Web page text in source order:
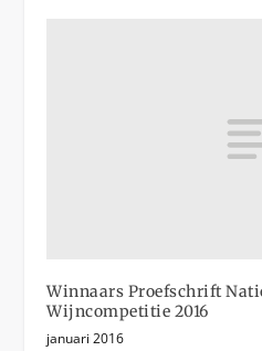
Winnaars Proefschrift
Wijncompetitie 2016
januari 2016